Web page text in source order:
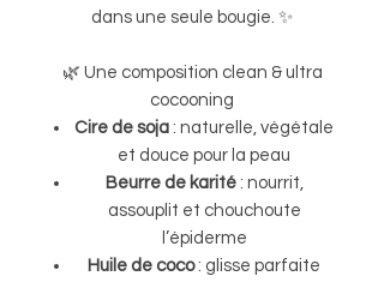
dans une seule bougie. ✨
🌿 Une composition clean & ultra
cocooning
Cire de soja : naturelle, végétale
et douce pour la peau
Beurre de karité : nourrit,
assouplit et chouchoute
l’épiderme
Huile de coco: glisse parfaite